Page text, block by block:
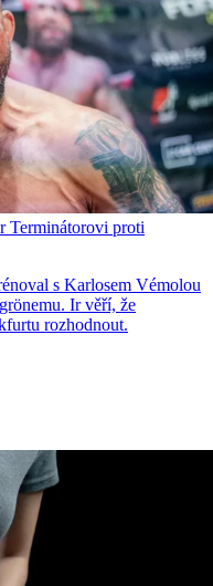
Terminátorovi proti
s Karlosem Vémolou
Ir věří, že
rozhodnout.